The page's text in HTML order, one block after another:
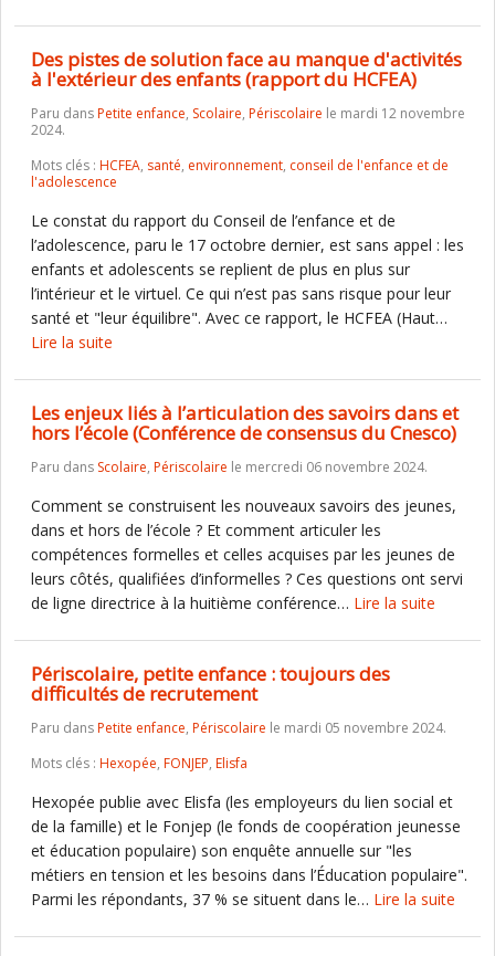
Des pistes de solution face au manque d'activités
à l'extérieur des enfants (rapport du HCFEA)
Paru dansPetite enfance, Scolaire, Périscolaire le mardi 12 novembre
2024.
Mots clés : HCFEA, santé, environnement, conseil de l'enfance et de
l'adolescence
Le constat du rapport du Conseil de l’enfance et de
l’adolescence, paru le 17 octobre dernier, est sans appel : les
enfants et adolescents se replient de plus en plus sur
l’intérieur et le virtuel. Ce qui n’est pas sans risque pour leur
santé et "leur équilibre". Avec ce rapport, le HCFEA (Haut…
Lire la suite
Les enjeux liés à l’articulation des savoirs dans et
hors l’école (Conférence de consensus du Cnesco)
Paru dans Scolaire, Périscolaire le mercredi 06 novembre 2024.
Comment se construisent les nouveaux savoirs des jeunes,
dans et hors de l’école ? Et comment articuler les
compétences formelles et celles acquises par les jeunes de
leurs côtés, qualifiées d’informelles ? Ces questions ont servi
de ligne directrice à la huitième conférence… Lire la suite
Périscolaire, petite enfance : toujours des
difficultés de recrutement
Paru dansPetite enfance, Périscolaire le mardi 05 novembre 2024.
Mots clés : Hexopée, FONJEP, Elisfa
Hexopée publie avec Elisfa (les employeurs du lien social et
de la famille) et le Fonjep (le fonds de coopération jeunesse
et éducation populaire) son enquête annuelle sur "les
métiers en tension et les besoins dans l’Éducation populaire".
Parmi les répondants, 37 % se situent dans le… Lire la suite